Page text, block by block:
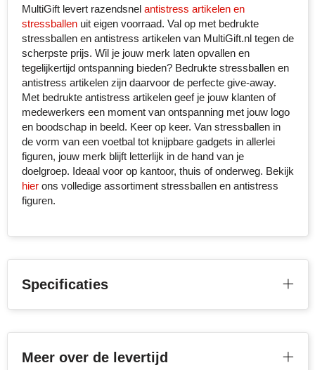
Philips
Retulp
Senator
Skross
Sophie Muval
Stanley
Stilolinea
STORMaxi
The One Towelling
Thule
MultiGift levert razendsnel antistress artikelen en
stressballenuit eigen voorraad. Val op met bedrukte
stressballen en antistress artikelen van MultiGift.nl tegen de
scherpste prijs. Wil je jouw merk laten opvallen en
tegelijkertijd ontspanning bieden? Bedrukte stressballen en
antistress artikelen zijn daarvoor de perfecte give-away.
Met bedrukte antistress artikelen geef je jouw klanten of
medewerkers een moment van ontspanning met jouw logo
en boodschap in beeld. Keer op keer. Van stressballen in
de vorm van een voetbal tot knijpbare gadgets in allerlei
figuren, jouw merk blijft letterlijk in de hand van je
doelgroep. Ideaal voor op kantoor, thuis of onderweg. Bekijk
hierons volledige assortiment stressballen en antistress
figuren.
Specificaties
Meer over de levertijd